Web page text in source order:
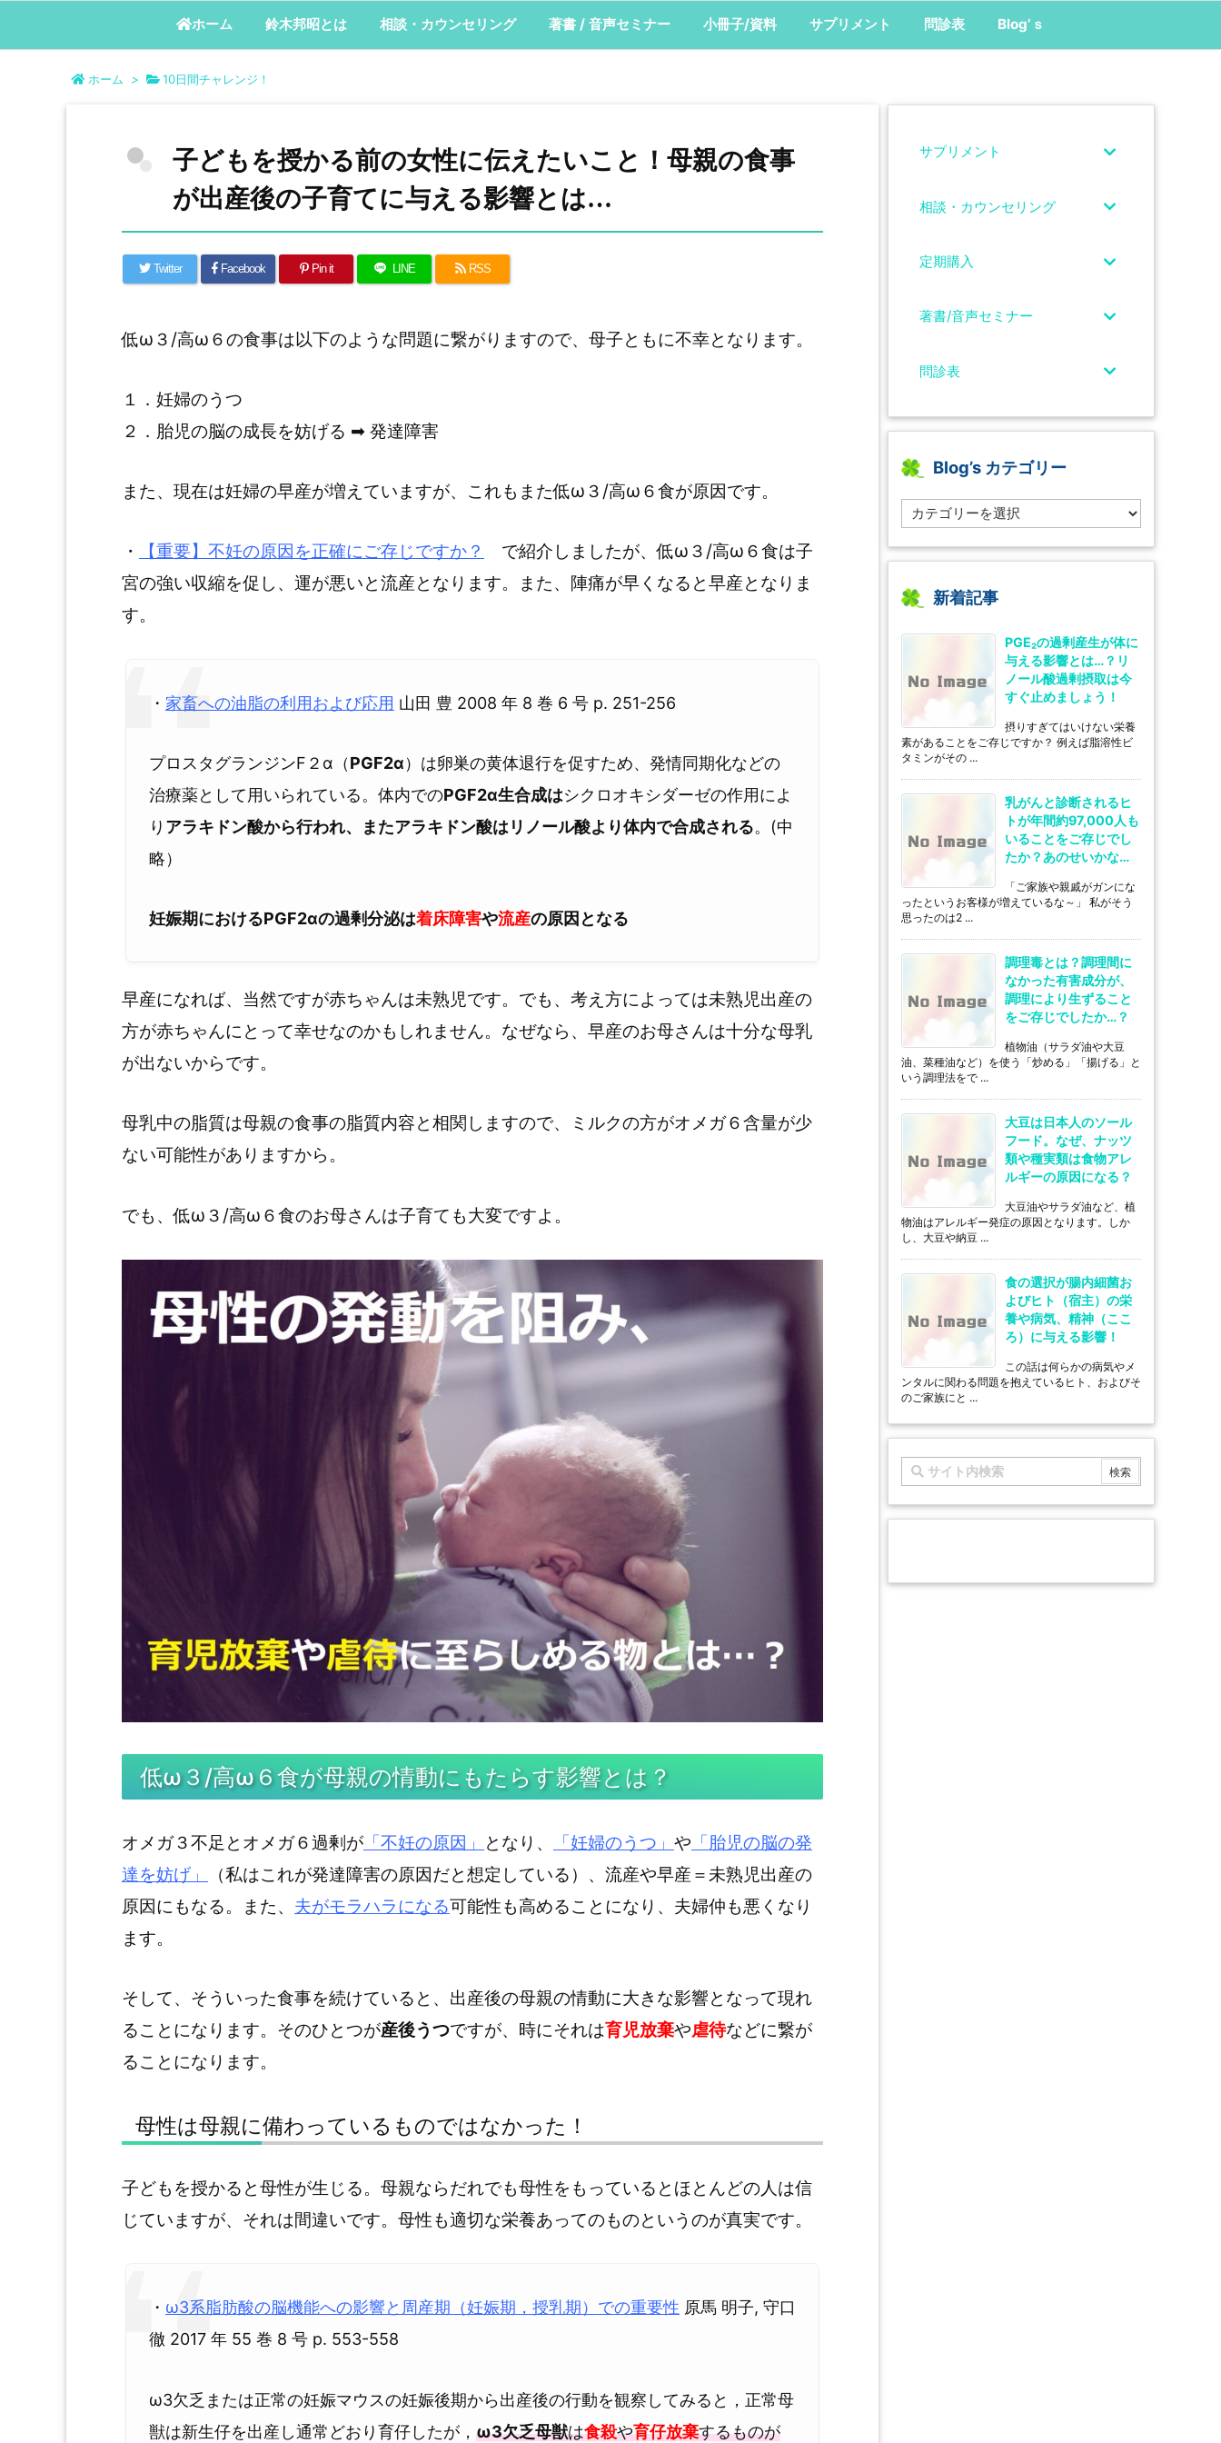
ホーム 鈴木邦昭とは 相談・カウンセリング 著書 / 音声セミナー 小冊子/資料 サプリメント 問診表 Blog’ｓ
ホーム > 10日間チャレンジ！
子どもを授かる前の女性に伝えたいこと！母親の食事
が出産後の子育てに与える影響とは…
Twitter Facebook Pin it LINE RSS
低ω３/高ω６の食事は以下のような問題に繋がりますので、母子ともに不幸となります。
１．妊婦のうつ
２．胎児の脳の成長を妨げる ➡ 発達障害
また、現在は妊婦の早産が増えていますが、これもまた低ω３/高ω６食が原因です。
・ 【重要】不妊の原因を正確にご存じですか？
で紹介しましたが、低ω３/高ω６食は子
宮の強い収縮を促し、運が悪いと流産となります。また、陣痛が早くなると早産となりま
す。
・ 家畜への油脂の利用および応用 山田 豊 2008 年 8 巻 6 号 p. 251-256
プロスタグランジンF２α（PGF2α）は卵巣の黄体退行を促すため、発情同期化などの
治療薬として用いられている。体内でのPGF2α生合成はシクロオキシダーゼの作用によ
り アラキドン酸から行われ、またアラキドン酸はリノール酸より体内で合成される。(中
略）
妊娠期におけるPGF2αの過剰分泌は着床障害や流産の原因となる
早産になれば、当然ですが赤ちゃんは未熟児です。でも、考え方によっては未熟児出産の
方が赤ちゃんにとって幸せなのかもしれません。なぜなら、早産のお母さんは十分な母乳
が出ないからです。
母乳中の脂質は母親の食事の脂質内容と相関しますので、ミルクの方がオメガ６含量が少
ない可能性がありますから。
でも、低ω３/高ω６食のお母さんは子育ても大変ですよ。
低ω３/高ω６食が母親の情動にもたらす影響とは？
オメガ３不足とオメガ６過剰が 「不妊の原因」 となり、 「妊婦のうつ」 や 「胎児の脳の発
達を妨げ」
（私はこれが発達障害の原因だと想定している）、流産や早産＝未熟児出産の
原因にもなる。また、 夫がモラハラになる可能性も高めることになり、夫婦仲も悪くなり
ます。
そして、そういった食事を続けていると、出産後の母親の情動に大きな影響となって現れ
ることになります。そのひとつが産後うつですが、時にそれは育児放棄や虐待などに繋が
ることになります。
母性は母親に備わっているものではなかった！
子どもを授かると母性が生じる。母親ならだれでも母性をもっているとほとんどの人は信
じていますが、それは間違いです。母性も適切な栄養あってのものというのが真実です。
・ ω3系脂肪酸の脳機能への影響と周産期（妊娠期，授乳期）での重要性 原馬 明子, 守口
徹 2017 年 55 巻 8 号 p. 553-558
ω3欠乏または正常の妊娠マウスの妊娠後期から出産後の行動を観察してみると，正常母
獣は新生仔を出産し通常どおり育仔したが， ω3欠乏母獣は食殺や育仔放棄するものが
サプリメント
相談・カウンセリング
定期購入
著書/音声セミナー
問診表
Blog’s カテゴリー
l
g’s
テ
リ
新着記事
PGE₂の過剰産生が体に
与える影響とは…？リ
ノール酸過剰摂取は今
すぐ止めましょう！
摂りすぎてはいけない栄養
素があることをご存じですか？ 例えば脂溶性ビ
タミンがその ...
乳がんと診断されるヒ
トが年間約97,000人も
いることをご存じでし
たか？あのせいかな…
「ご家族や親戚がガンにな
ったというお客様が増えているな～」 私がそう
思ったのは2 ...
調理毒とは？調理間に
なかった有害成分が、
調理により生ずること
をご存じでしたか…？
植物油（サラダ油や大豆
油、菜種油など）を使う「炒める」「揚げる」と
いう調理法をで ...
大豆は日本人のソール
フード。なぜ、ナッツ
類や種実類は食物アレ
ルギーの原因になる？
大豆油やサラダ油など、植
物油はアレルギー発症の原因となります。しか
し、大豆や納豆 ...
食の選択が腸内細菌お
よびヒト（宿主）の栄
養や病気、精神（ここ
ろ）に与える影響！
この話は何らかの病気やメ
ンタルに関わる問題を抱えているヒト、およびそ
のご家族にと ...